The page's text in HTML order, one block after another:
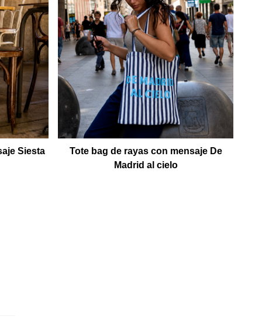
Siesta
Tote bag de rayas con mensaje De
Madrid al cielo